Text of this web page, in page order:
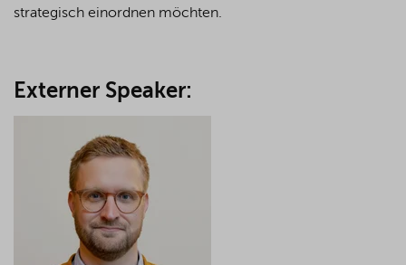
strategisch einordnen möchten.
Externer Speaker: